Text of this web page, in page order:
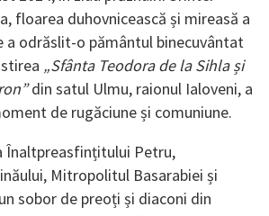
floarea duhovnicească și mireasă a
a odrăslit-o pământul binecuvântat
„Sfânta Teodora de la Sihla și
din satul Ulmu, raionul Ialoveni, a
de rugăciune și comuniune.
Înaltpreasfințitului Petru,
Mitropolitul Basarabiei și
sobor de preoți și diaconi din